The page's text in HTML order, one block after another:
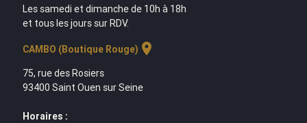
Les samedi et dimanche de 10h à 18h
et tous les jours sur RDV.
CAMBO (Boutique Rouge) location_on
75, rue des Rosiers
93400 Saint Ouen sur Seine
Horaires :